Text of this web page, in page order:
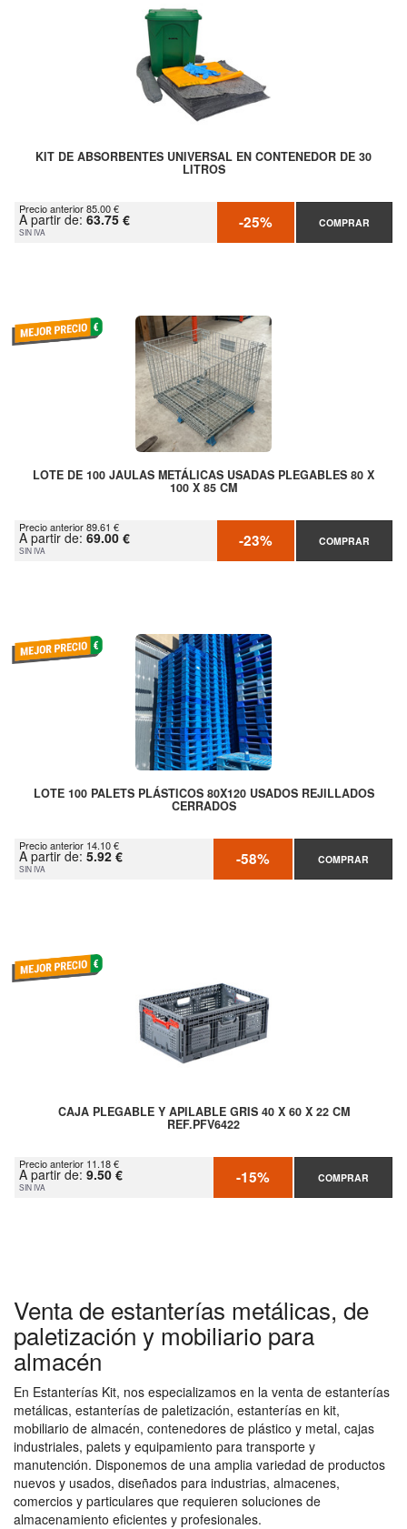
KIT DE ABSORBENTES UNIVERSAL EN CONTENEDOR DE 30
LITROS
Precio anterior 85.00 €
A partir de: 63.75 €
SIN IVA -25% COMPRAR
LOTE DE 100 JAULAS METÁLICAS USADAS PLEGABLES 80 X
100 X 85 CM
Precio anterior 89.61 €
A partir de: 69.00 €
SIN IVA -23% COMPRAR
LOTE 100 PALETS PLÁSTICOS 80X120 USADOS REJILLADOS
CERRADOS
Precio anterior 14.10 €
A partir de: 5.92 €
SIN IVA -58% COMPRAR
CAJA PLEGABLE Y APILABLE GRIS 40 X 60 X 22 CM
REF.PFV6422
Precio anterior 11.18 €
A partir de: 9.50 €
SIN IVA -15% COMPRAR
Venta de estanterías metálicas, de
paletización y mobiliario para
almacén
En Estanterías Kit, nos especializamos en la venta de estanterías
metálicas, estanterías de paletización, estanterías en kit,
mobiliario de almacén, contenedores de plástico y metal, cajas
industriales, palets y equipamiento para transporte y
manutención. Disponemos de una amplia variedad de productos
nuevos y usados, diseñados para industrias, almacenes,
comercios y particulares que requieren soluciones de
almacenamiento eficientes y profesionales.